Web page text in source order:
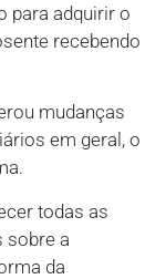
para adquirir o
recebendo
mudanças
em geral, o
todas as
sobre a
da